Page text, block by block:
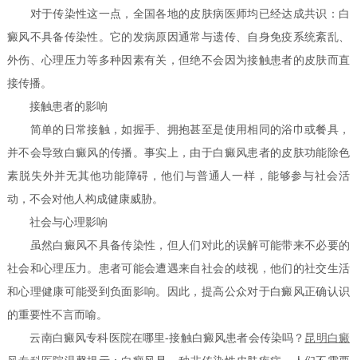
对于传染性这一点，全国各地的皮肤病医师均已经达成共识：白
癜风不具备传染性。它的发病原因通常与遗传、自身免疫系统紊乱、
外伤、心理压力等多种因素有关，但绝不会因为接触患者的皮肤而直
接传播。
接触患者的影响
简单的日常接触，如握手、拥抱甚至是使用相同的浴巾或餐具，
并不会导致白癜风的传播。事实上，由于白癜风患者的皮肤功能除色
素脱失外并无其他功能障碍，他们与普通人一样，能够参与社会活
动，不会对他人构成健康威胁。
社会与心理影响
虽然白癜风不具备传染性，但人们对此的误解可能带来不必要的
社会和心理压力。患者可能会遭遇来自社会的歧视，他们的社交生活
和心理健康可能受到负面影响。因此，提高公众对于白癜风正确认识
的重要性不言而喻。
云南白癜风专科医院在哪里-接触白癜风患者会传染吗？ 昆明白癜